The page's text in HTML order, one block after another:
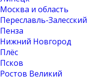
Москва и область
Переславль-Залесский
Пенза
Нижний Новгород
Плёс
Псков
Ростов Великий